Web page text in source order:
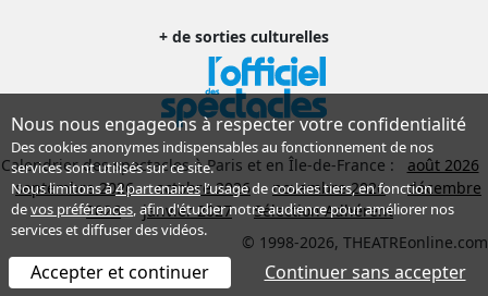
+ de sorties culturelles
Calendrier des spectacles à Paris et en Île-de-France :
août 2026
septembre 2026
octobre 2026 novembre 2026
décembre
2026
janvier 2027
Sélection Adhérent
© 1998-2026, THEATREonline.com
Nous nous engageons à respecter votre confidentialité
Des cookies anonymes indispensables au fonctionnement de nos
services sont utilisés sur ce site.
Nous limitons à4 partenairesl’usage de cookies tiers, en fonction
devos préférences, afin d'étudier notre audience pour améliorer nos
services et diffuser des vidéos.
Accepter et continuer Continuer sans accepter